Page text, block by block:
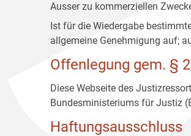
Ausser zu kommerziellen
Ist für die Wiedergabe
allgemeine Genehmigung auf;
Offenlegung gem. §
Diese Webseite des
Bundesministeriums für Justiz
Haftungsausschluss